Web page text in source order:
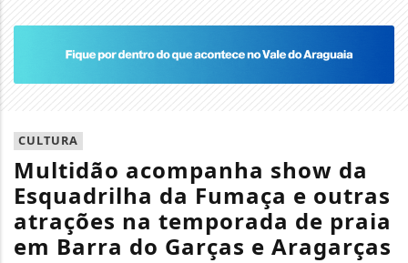
CULTURA
Multidão acompanha show da
Esquadrilha da Fumaça e outras
atrações na temporada de praia
em Barra do Garças e Aragarças